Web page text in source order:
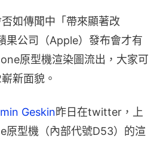
如傳聞中「帶來顯著改
果公司（Apple）發布會才有
原型機渲染圖流出，大家可
新面貌。
Geskin昨日在twitter，上
原型機（內部代號D53）的渲